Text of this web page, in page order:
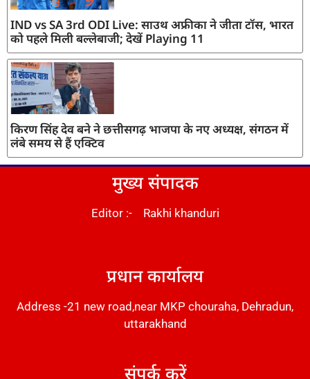
IND vs SA 3rd ODI Live: साउथ अफ्रीका ने जीता टॉस, भारत
को पहले मिली बल्लेबाजी; देखें Playing 11
किरण सिंह देव बने ने छत्तीसगढ़ भाजपा के नए अध्यक्ष, संगठन में
लंबे समय से हैं एक्टिव
मुख्य संपादक
Editor :- Rakhi khanduri
प्रधान कार्यालय
Address -21 new road,near MKP chouraha, Dehradun,
uttarakhand
संपर्क करें